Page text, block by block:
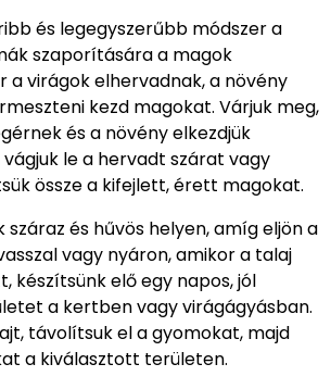
és legegyszerűbb módszer a
szaporítására a magok
a virágok elhervadnak, a növény
kezd magokat. Várjuk meg,
és a növény elkezdjük
le a hervadt szárat vagy
össze a kifejlett, érett magokat.
és hűvös helyen, amíg eljön a
vagy nyáron, amikor a talaj
készítsünk elő egy napos, jól
a kertben vagy virágágyásban.
távolítsuk el a gyomokat, majd
a kiválasztott területen.